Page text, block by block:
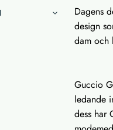
Dagens
design
dam och
Guccio
ledande
dess har